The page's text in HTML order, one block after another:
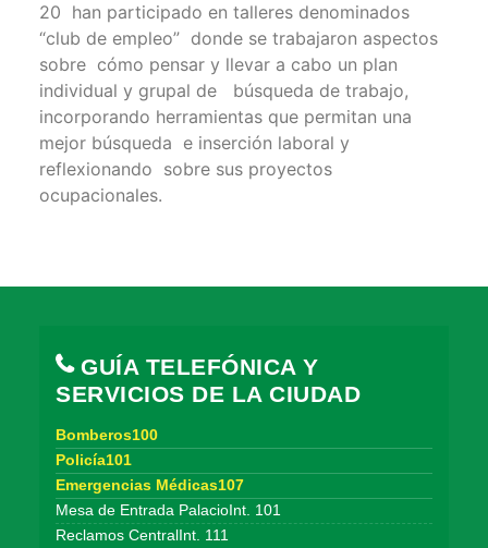
20 han participado en talleres denominados
“club de empleo” donde se trabajaron aspectos
sobre cómo pensar y llevar a cabo un plan
individual y grupal de búsqueda de trabajo,
incorporando herramientas que permitan una
mejor búsqueda e inserción laboral y
reflexionando sobre sus proyectos
ocupacionales.
GUÍA TELEFÓNICA Y
SERVICIOS DE LA CIUDAD
Bomberos100
Policía101
Emergencias Médicas107
Mesa de Entrada PalacioInt. 101
Reclamos CentralInt. 111